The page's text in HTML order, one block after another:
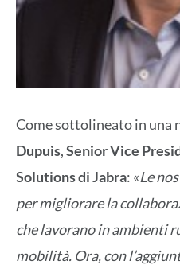
Come sottolineato in una
Dupuis,Senior Vice
Solutions di Jabra: «Le
per migliorare la
che lavorano in ambienti
mobilità. Ora, con